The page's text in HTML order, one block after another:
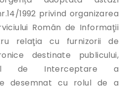
1992 privind organizarea
Român de Informaţii
relaţia cu furnizorii de
destinate publicului,
de Interceptare a
desemnat cu rolul de a